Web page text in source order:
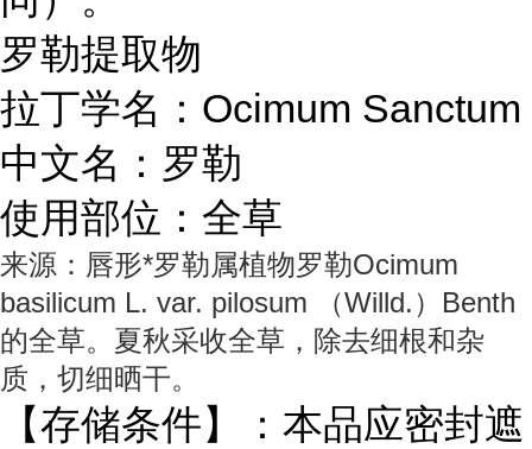
罗勒提取物
拉丁学名：Ocimum Sanctum
中文名：罗勒
使用部位：全草
来源：唇形*罗勒属植物罗勒Ocimum
basilicum L. var. pilosum （Willd.）Benth
的全草。夏秋采收全草，除去细根和杂
质，切细晒干。
【存储条件】：本品应密封遮